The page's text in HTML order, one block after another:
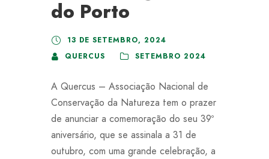
do Porto
13 DE SETEMBRO, 2024
QUERCUS
SETEMBRO 2024
A Quercus – Associação Nacional de
Conservação da Natureza tem o prazer
de anunciar a comemoração do seu 39º
aniversário, que se assinala a 31 de
outubro, com uma grande celebração, a